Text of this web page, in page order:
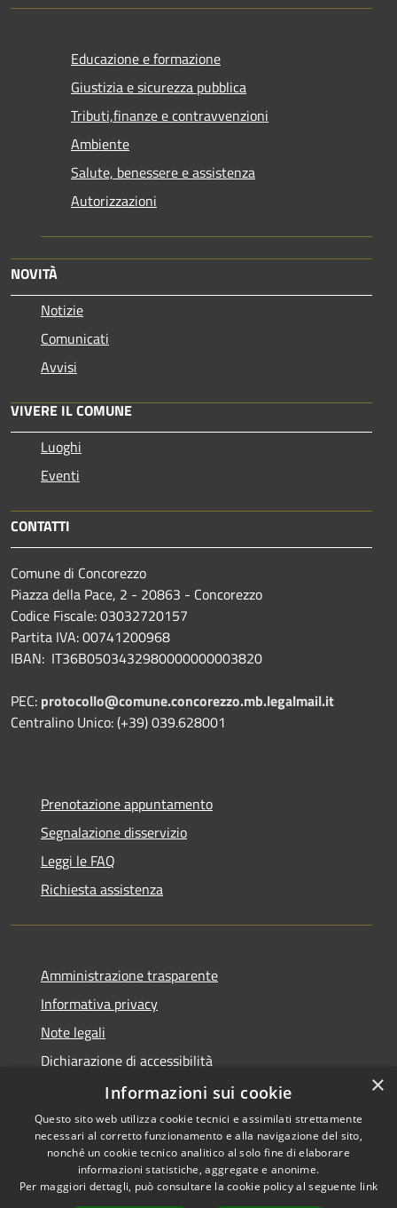
Educazione e formazione
Giustizia e sicurezza pubblica
Tributi,finanze e contravvenzioni
Ambiente
Salute, benessere e assistenza
Autorizzazioni
NOVITÀ
Notizie
Comunicati
Avvisi
VIVERE IL COMUNE
Luoghi
Eventi
CONTATTI
Comune di Concorezzo
Piazza della Pace, 2 - 20863 - Concorezzo
Codice Fiscale: 03032720157
Partita IVA: 00741200968
IBAN: IT36B0503432980000000003820
PEC: protocollo@comune.concorezzo.mb.legalmail.it
Centralino Unico: (+39) 039.628001
Prenotazione appuntamento
Segnalazione disservizio
Leggi le FAQ
Richiesta assistenza
Amministrazione trasparente
Informativa privacy
Note legali
Dichiarazione di accessibilità
Whistleblowing
RSS
Accessibilità
Copyright © 2026 • Comune di
Concorezzo • Powered by
×
Informazioni sui cookie
Questo sito web utilizza cookie tecnici e assimilati strettamente
necessari al corretto funzionamento e alla navigazione del sito,
nonché un cookie tecnico analitico al solo fine di elaborare
informazioni statistiche, aggregate e anonime.
Per maggiori dettagli, può consultare la cookie policy al seguente link